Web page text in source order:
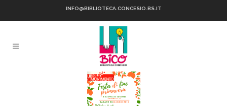
INFO@BIBLIOTECA.CONCESIO.BS.IT